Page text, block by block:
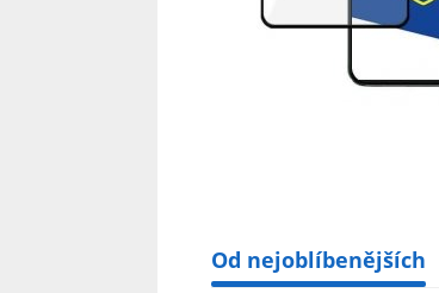
Od nejoblíbenějších